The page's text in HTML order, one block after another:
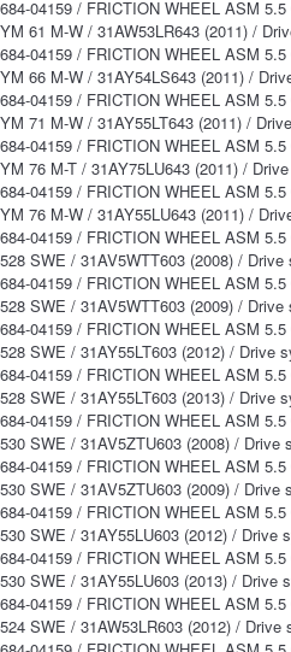
684-04159 / FRICTION WHEEL ASM
YM 61 M-W / 31AW53LR643 (2011) /
684-04159 / FRICTION WHEEL ASM
YM 66 M-W / 31AY54LS643 (2011) /
684-04159 / FRICTION WHEEL ASM
YM 71 M-W / 31AY55LT643 (2011) /
684-04159 / FRICTION WHEEL ASM
YM 76 M-T / 31AY75LU643 (2011) / Drive
684-04159 / FRICTION WHEEL ASM
YM 76 M-W / 31AY55LU643 (2011) /
684-04159 / FRICTION WHEEL ASM
528 SWE / 31AV5WTT603 (2008) / Drive
684-04159 / FRICTION WHEEL ASM
528 SWE / 31AV5WTT603 (2009) / Drive
684-04159 / FRICTION WHEEL ASM
528 SWE / 31AY55LT603 (2012) / Drive
684-04159 / FRICTION WHEEL ASM
528 SWE / 31AY55LT603 (2013) / Drive
684-04159 / FRICTION WHEEL ASM
530 SWE / 31AV5ZTU603 (2008) / Drive
684-04159 / FRICTION WHEEL ASM
530 SWE / 31AV5ZTU603 (2009) / Drive
684-04159 / FRICTION WHEEL ASM
530 SWE / 31AY55LU603 (2012) / Drive
684-04159 / FRICTION WHEEL ASM
530 SWE / 31AY55LU603 (2013) / Drive
684-04159 / FRICTION WHEEL ASM
524 SWE / 31AW53LR603 (2012) / Drive